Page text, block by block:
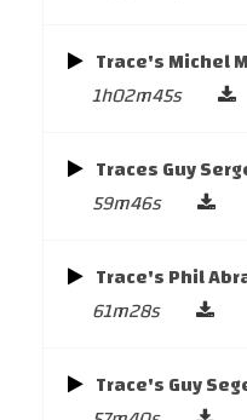
Trace's Michel
1h02m45s
Traces Guy
59m46s
Trace's Phil
61m28s
Trace's Guy